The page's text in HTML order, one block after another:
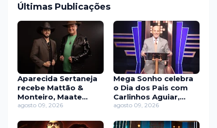
Últimas Publicações
Aparecida Sertaneja
recebe Mattão &
Monteiro, Maate
Quente e Gabriel &
agosto 09, 2026
Mega Sonho celebra
o Dia dos Pais com
Carlinhos Aguiar,
Caique Aguiar e
agosto 09, 2026